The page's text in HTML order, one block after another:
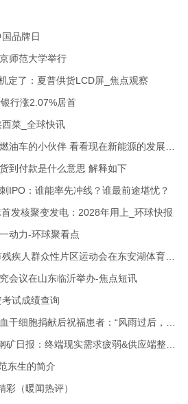
品牌日
师范大学举行
定了：夏普供货LCD屏_焦点观察
行涨2.07%居首
菜_全球快讯
到付款是什么意思 解释如下
IPO：谁能率先冲线？谁最前途堪忧？
发核聚变发电：2028年用上_环球快报
动力-环球聚看点
会议在山东临沂举办-焦点短讯
试成绩查询
东生的简介
彩（暖闻热评）